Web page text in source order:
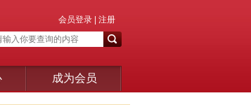
会员登录 注册
成为会员